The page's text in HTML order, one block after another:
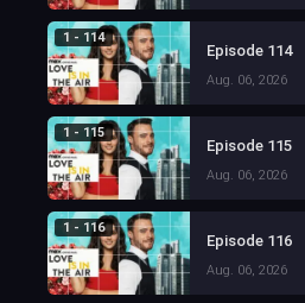
1 - 114
Episode 114
Aug. 06, 2026
1 - 115
Episode 115
Aug. 06, 2026
1 - 116
Episode 116
Aug. 06, 2026